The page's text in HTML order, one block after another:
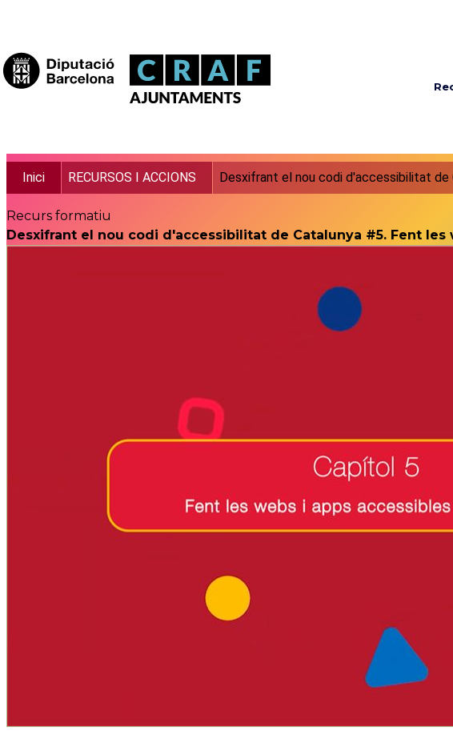
Vés al contingut
Fil d'ariadna
Inici RECURSOS I ACCIONS Desxifrant el nou codi d'accessibilitat
Recurs formatiu
Desxifrant el nou codi d'accessibilitat de Catalunya #5. Fent